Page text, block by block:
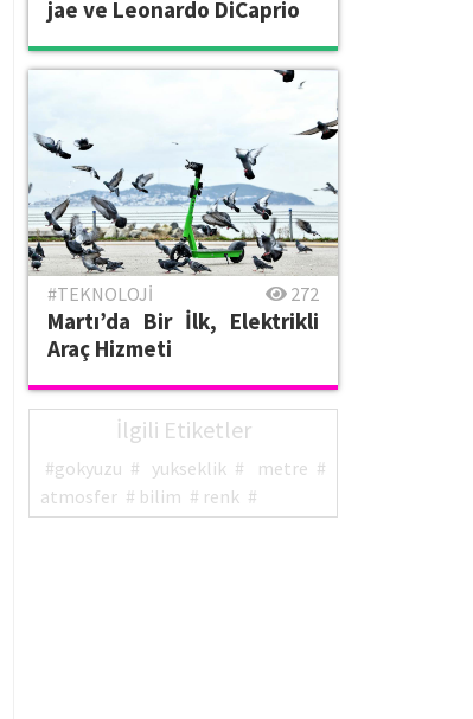
jae ve Leonardo DiCaprio
#TEKNOLOJİ 272
Martı’da Bir İlk, Elektrikli
Araç Hizmeti
İlgili Etiketler
gokyuzu yukseklik
metre
atmosfer
bilim renk